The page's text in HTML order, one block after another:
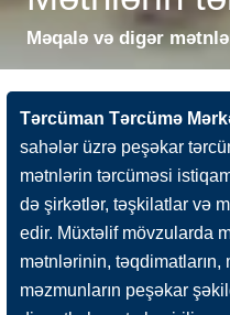
Məqalə və digər
Tərcüman Tərcümə
sahələr üzrə peşəkar
mətnlərin tərcüməsi
də şirkətlər, təşkilatlar və
edir. Müxtəlif mövzularda
mətnlərinin, təqdimatların,
məzmunların peşəkar